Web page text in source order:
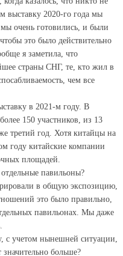
выставку 2020-го года мы
очень готовились, и были
это было действительно
я заметила, что
страны СНГ, те, кто жил в
чем все
в 2021-м году. В
150 участников, из 13
третий год. Хотя китайцы на
году китайские компании
площадей.
павильоны?
в общую экспозицию,
это было правильно,
павильонах. Мы даже
учетом нынешней ситуации,
больше?